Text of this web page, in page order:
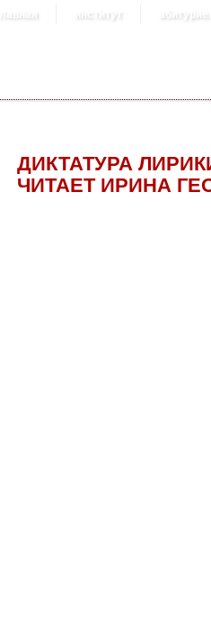
главная институт
ДИКТАТУРА
ЧИТАЕТ ИРИНА